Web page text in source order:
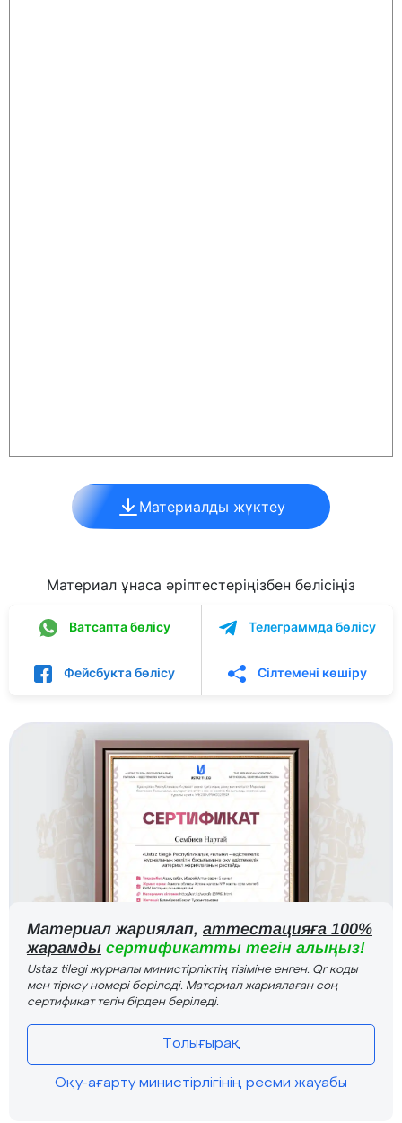
Материалды жүктеу
Материал ұнаса әріптестеріңізбен бөлісіңіз
Ватсапта бөлісу Телеграммда бөлісу
Фейсбукта бөлісу Сілтемені көшіру
Материал жариялап, аттестацияға 100%
жарамды сертификатты тегін алыңыз!
Ustaz tilegi журналы министірліктің тізіміне енген. Qr коды
мен тіркеу номері беріледі. Материал жариялаған соң
сертификат тегін бірден беріледі.
Толығырақ
Оқу-ағарту министірлігінің ресми жауабы